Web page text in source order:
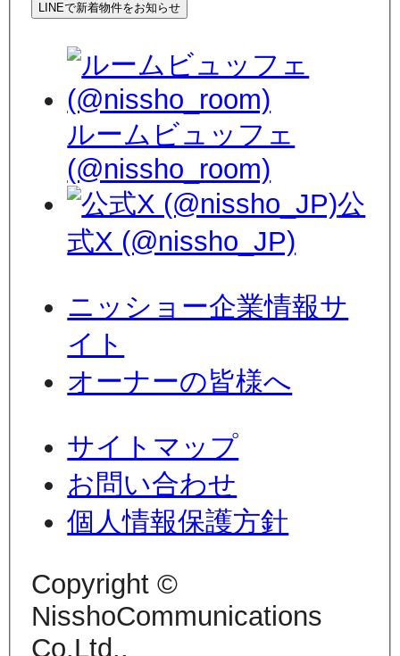
LINEで新着物件をお知らせ
ルームビュッフェ
(@nissho_room)
公
式X (@nissho_JP)
ニッショー企業情報サ
イト
オーナーの皆様へ
サイトマップ
お問い合わせ
個人情報保護方針
Copyright ©
NisshoCommunications
Co.Ltd.,